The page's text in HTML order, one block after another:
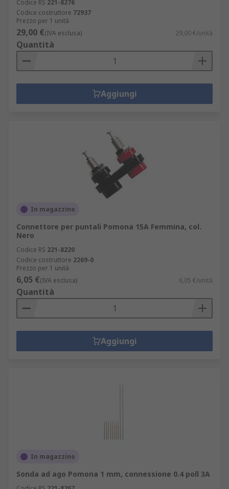
Codice RS 221-8276
Codice costruttore 72937
Prezzo per 1 unità
29,00 €(IVA esclusa) 29,00 €/unità
Quantità
Aggiungi
In magazzino
Connettore per puntali Pomona 15A Femmina, col.
Nero
Codice RS 221-8220
Codice costruttore 2269-0
Prezzo per 1 unità
6,05 €(IVA esclusa) 6,05 €/unità
Quantità
Aggiungi
In magazzino
Sonda ad ago Pomona 1 mm, connessione 0.4 poll 3A